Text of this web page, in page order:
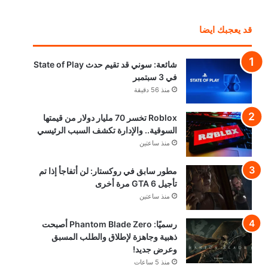
قد يعجبك ايضا
شائعة: سوني قد تقيم حدث State of Play
في 3 سبتمبر
منذ 56 دقيقة
Roblox تخسر 70 مليار دولار من قيمتها
السوقية.. والإدارة تكشف السبب الرئيسي
منذ ساعتين
مطور سابق في روكستار: لن أتفاجأ إذا تم
تأجيل GTA 6 مرة أخرى
منذ ساعتين
رسميًا: Phantom Blade Zero أصبحت
ذهبية وجاهزة لإطلاق والطلب المسبق
وعرض جديد!
منذ 5 ساعات